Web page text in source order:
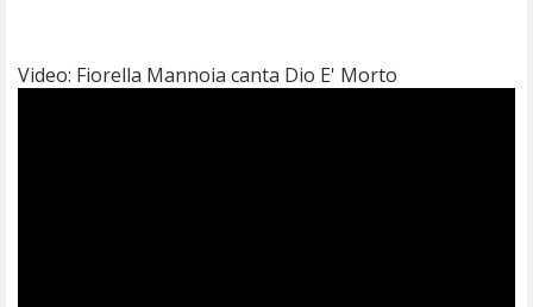
Video: Fiorella Mannoia canta Dio E' Morto